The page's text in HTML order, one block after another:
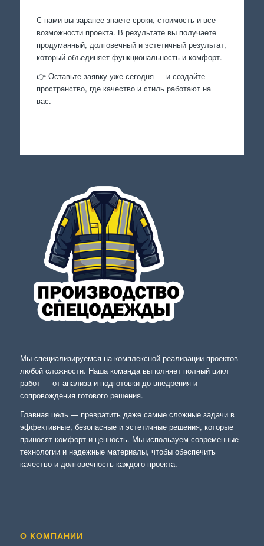
С нами вы заранее знаете сроки, стоимость и все
возможности проекта. В результате вы получаете
продуманный, долговечный и эстетичный результат,
который объединяет функциональность и комфорт.
👉 Оставьте заявку уже сегодня — и создайте
пространство, где качество и стиль работают на
вас.
Мы специализируемся на комплексной реализации проектов
любой сложности. Наша команда выполняет полный цикл
работ — от анализа и подготовки до внедрения и
сопровождения готового решения.
Главная цель — превратить даже самые сложные задачи в
эффективные, безопасные и эстетичные решения, которые
приносят комфорт и ценность. Мы используем современные
технологии и надежные материалы, чтобы обеспечить
качество и долговечность каждого проекта.
О КОМПАНИИ